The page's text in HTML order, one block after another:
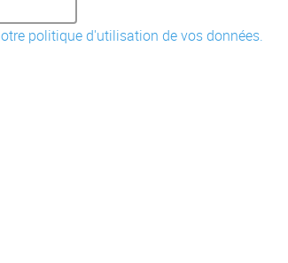
politique d'utilisation de vos données.